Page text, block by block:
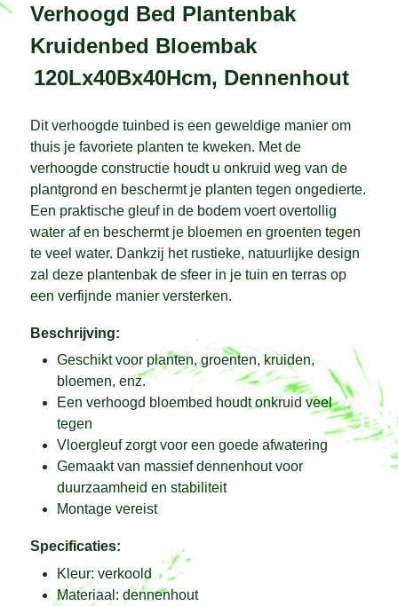
Verhoogd Bed Plantenbak
Kruidenbed Bloembak
120Lx40Bx40Hcm, Dennenhout
Dit verhoogde tuinbed is een geweldige manier om
thuis je favoriete planten te kweken. Met de
verhoogde constructie houdt u onkruid weg van de
plantgrond en beschermt je planten tegen ongedierte.
Een praktische gleuf in de bodem voert overtollig
water af en beschermt je bloemen en groenten tegen
te veel water. Dankzij het rustieke, natuurlijke design
zal deze plantenbak de sfeer in je tuin en terras op
een verfijnde manier versterken.
Beschrijving:
Geschikt voor planten, groenten, kruiden,
bloemen, enz.
Een verhoogd bloembed houdt onkruid veel
tegen
Vloergleuf zorgt voor een goede afwatering
Gemaakt van massief dennenhout voor
duurzaamheid en stabiliteit
Montage vereist
Specificaties:
Kleur: verkoold
Materiaal: dennenhout